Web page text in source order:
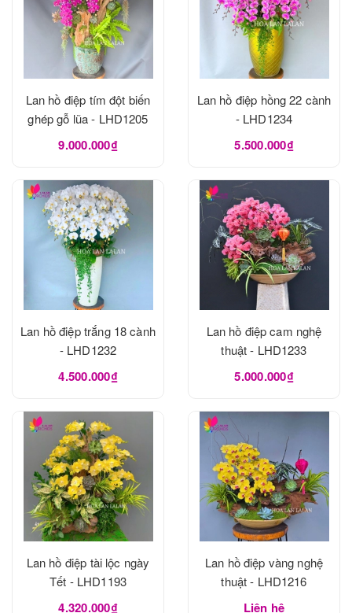
Lan hồ điệp tím đột biến
ghép gỗ lũa - LHD1205
9.000.000₫
Lan hồ điệp hồng 22 cành
- LHD1234
5.500.000₫
Lan hồ điệp trắng 18 cành
- LHD1232
4.500.000₫
Lan hồ điệp cam nghệ
thuật - LHD1233
5.000.000₫
Lan hồ điệp tài lộc ngày
Tết - LHD1193
4.320.000₫
Lan hồ điệp vàng nghệ
thuật - LHD1216
Liên hệ